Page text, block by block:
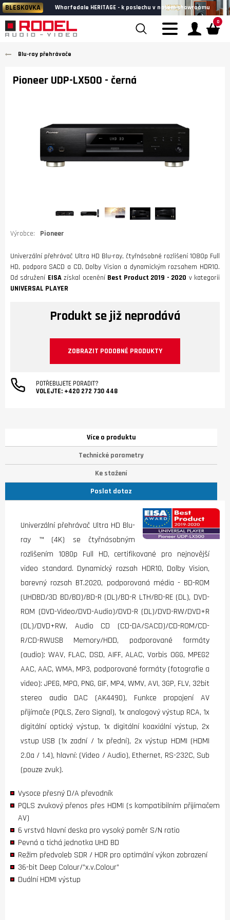
BLESKOVKA Wharfedale HERITAGE - k poslechu v našem showroomu
0
Blu-ray přehrávače
Pioneer UDP-LX500 - černá
Výrobce: Pioneer
Univerzální přehrávač Ultra HD Blu-ray, čtyřnásobné rozlišení 1080p Full
HD, podpora SACD a CD, Dolby Vision a dynamickým rozsahem HDR10.
Od sdružení EISAzískal ocenění Best Product 2019 - 2020 v kategorii
UNIVERSAL PLAYER
Produkt se již neprodává
ZOBRAZIT PODOBNÉ PRODUKTY
POTŘEBUJETE PORADIT?
VOLEJTE: +420 272 730 448
Více o produktu
Technické parametry
Ke stažení
Poslat dotaz
Univerzální přehrávač Ultra HD Blu-
ray ™ (4K) se čtyřnásobným
rozlišením 1080p Full HD, certifikované pro nejnovější
video standard. Dynamický rozsah HDR10, Dolby Vision,
barevný rozsah BT.2020, podporovaná média - BD-ROM
(UHDBD/3D BD/BD)/BD-R (DL)/BD-R LTH/BD-RE (DL), DVD-
ROM (DVD-Video/DVD-Audio)/DVD-R (DL)/DVD-RW/DVD+R
(DL)/DVD+RW, Audio CD (CD-DA/SACD)/CD-ROM/CD-
R/CD-RWUSB Memory/HDD, podporované formáty
(audio): WAV, FLAC, DSD, AIFF, ALAC, Vorbis OGG, MPEG2
AAC, AAC, WMA, MP3, podporované formáty (fotografie a
video): JPEG, MPO, PNG, GIF, MP4, WMV, AVI, 3GP, FLV, 32bit
stereo audio DAC (AK4490), Funkce propojení AV
přijímače (PQLS, Zero Signal), 1x analogový výstup RCA, 1x
digitální optický výstup, 1x digitální koaxiální výstup, 2x
vstup USB (1x zadní / 1x přední), 2x výstup HDMI (HDMI
2.0a / 1.4), hlavní: (Video / Audio), Ethernet, RS-232C, Sub
(pouze zvuk).
Vysoce přesný D/A převodník
PQLS zvukový přenos přes HDMI (s kompatibilním přijímačem
AV)
6 vrstvá hlavní deska pro vysoký poměr S/N ratio
Pevná a tichá jednotka UHD BD
Režim předvoleb SDR / HDR pro optimální výkon zobrazení
36-bit Deep Colour/”x.v.Colour”
Duální HDMI výstup